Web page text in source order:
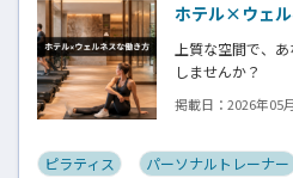
ホテル×ウェ
上質な空間で、
しませんか？
掲載日： 2026年05
ピラティス パーソナルトレーナー